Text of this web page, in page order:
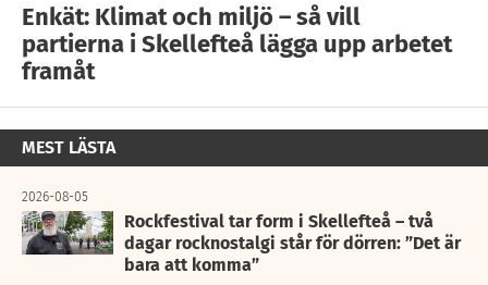
Enkät: Klimat och miljö – så vill
partierna i Skellefteå lägga upp arbetet
framåt
MEST LÄSTA
2026-08-05
Rockfestival tar form i Skellefteå – två
dagar rocknostalgi står för dörren: ”Det är
bara att komma”